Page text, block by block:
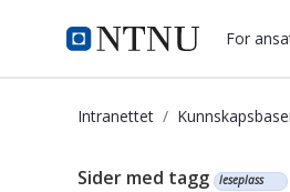
i.ntnu.no For
Intranettet
Kunnskapsbasen
Sider med tagg leseplass